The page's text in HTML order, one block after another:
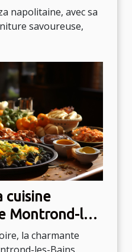
napolitaine, avec sa
savoureuse,
cuisine
Montrond-les-
la charmante